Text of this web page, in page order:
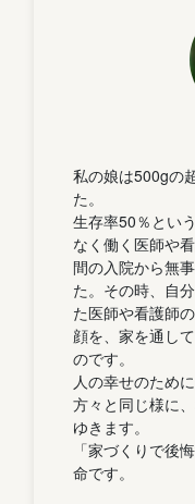
私の娘は500gの
た。
生存率50％とい
なく働く医師や
間の入院から無
た。その時、自
た医師や看護師
顔を、家を通し
のです。
人の幸せのため
方々と同じ様に
ゆきます。
「家づくりで後
命です。